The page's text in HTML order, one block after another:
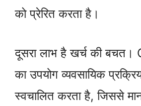
को प्रेरित करता है।
दूसरा लाभ है खर्च की बचत।
का उपयोग व्यवसायिक
स्वचालित करता है, जिससे